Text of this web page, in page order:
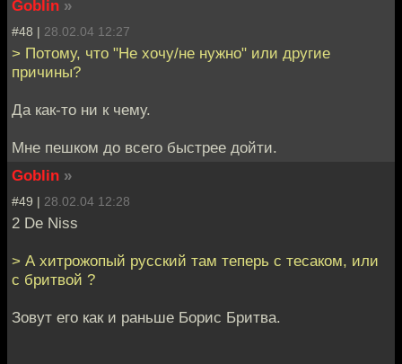
Goblin »
#48 | 28.02.04 12:27
> Потому, что "Не хочу/не нужно" или другие
причины?
Да как-то ни к чему.
Мне пешком до всего быстрее дойти.
Goblin »
#49 | 28.02.04 12:28
2 De Niss
> А хитрожопый русский там теперь с тесаком, или
с бритвой ?
Зовут его как и раньше Борис Бритва.